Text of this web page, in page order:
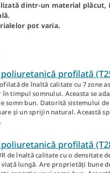
dintr-un material
pot varia.
profilată
de înaltă calitate cu 7 zone
în timpul somnului. Aceasta se
somn bun. Datorită sistemului
și un sprijin natural. Această
profilată
de înaltă calitate cu o densitate
lungă. Are proprietăți bune